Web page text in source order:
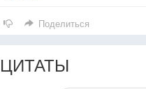
Поделиться